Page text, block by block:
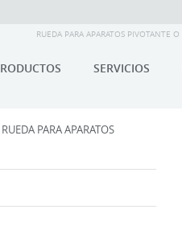
RUEDA PARA APARATOS PIVOTANTE
SERVICIOS
PARA APARATOS